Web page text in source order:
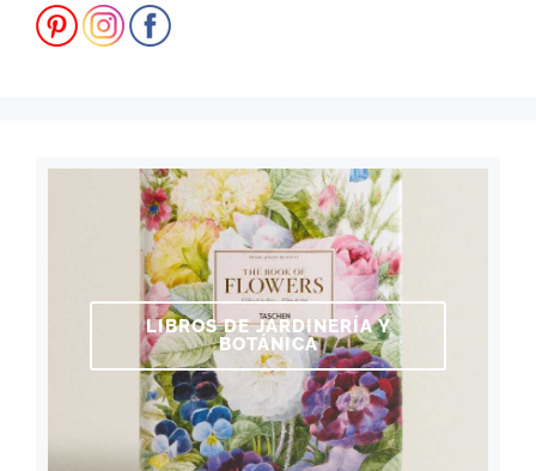
LIBROS DE JARDINERÍA Y
BOTÁNICA